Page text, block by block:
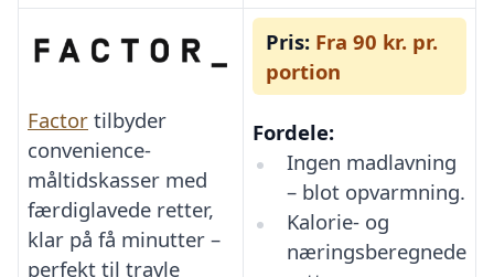
Factor tilbyder
convenience-
måltidskasser med
færdiglavede retter,
klar på få minutter –
perfekt til travle
Pris: Fra 90 kr. pr.
portion
Fordele:
Ingen madlavning
– blot opvarmning.
Kalorie- og
næringsberegnede